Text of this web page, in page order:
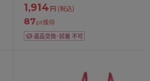
1,914円 (税込)
87pt獲得